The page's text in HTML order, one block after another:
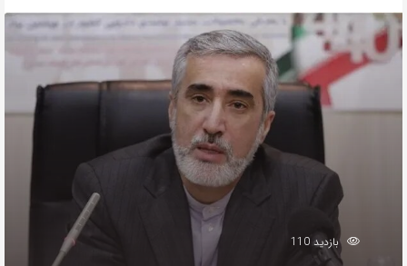
بازدید 110